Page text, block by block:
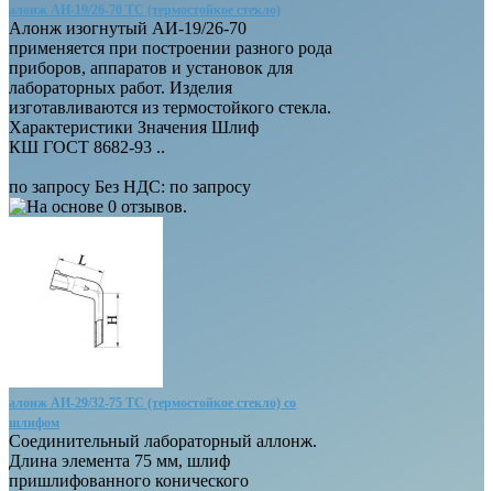
алонж АИ-19/26-70 ТС (термостойкое стекло)
Алонж изогнутый АИ-19/26-70
применяется при построении разного рода
приборов, аппаратов и установок для
лабораторных работ. Изделия
изготавливаются из термостойкого стекла.
Характеристики Значения Шлиф
КШ ГОСТ 8682-93 ..
по запросу Без НДС: по запросу
алонж АИ-29/32-75 ТС (термостойкое стекло) со
шлифом
Соединительный лабораторный аллонж.
Длина элемента 75 мм, шлиф
пришлифованного конического